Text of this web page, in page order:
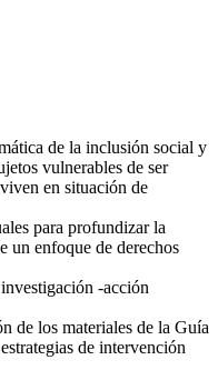
de la inclusión social y
vulnerables de ser
en situación de
para profundizar la
un enfoque de derechos
-acción
de los materiales de la Guía
de intervención